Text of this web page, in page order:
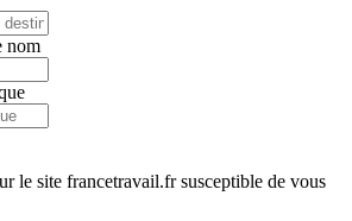
nom
le site francetravail.fr susceptible de vous